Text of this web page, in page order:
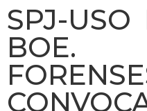
SPJ-USO
BOE.